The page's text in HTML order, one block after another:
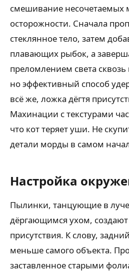
смешивание несочетаемых
осторожности. Сначала
стеклянное тело, затем
плавающих рыбок, а
преломлением света
но эффективный способ
всё же, ложка дёгтя
Махинации с текстурами
что кот теряет уши. Не
детали морды в самом
Настройка
Пылинки, танцующие в луче
дёргающимся ухом,
присутствия. К слову,
меньше самого объекта.
заставленное старыми